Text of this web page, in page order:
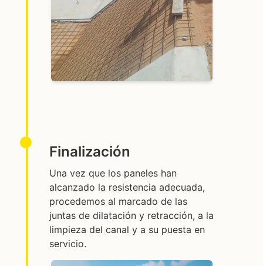
Finalización
Una vez que los paneles han
alcanzado la resistencia adecuada,
procedemos al marcado de las
juntas de dilatación y retracción, a la
limpieza del canal y a su puesta en
servicio.